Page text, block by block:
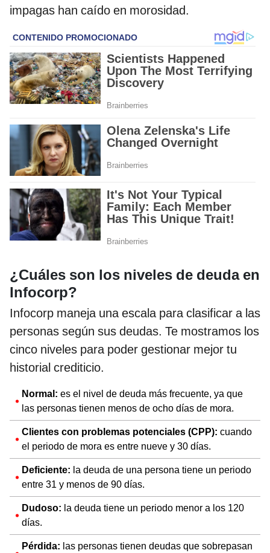
impagas han caído en morosidad.
¿Cuáles son los niveles de deuda en
Infocorp?
Infocorp maneja una escala para clasificar a las
personas según sus deudas. Te mostramos los
cinco niveles para poder gestionar mejor tu
historial crediticio.
Normal: es el nivel de deuda más frecuente, ya que
las personas tienen menos de ocho días de mora.
Clientes con problemas potenciales (CPP): cuando
el periodo de mora es entre nueve y 30 días.
Deficiente: la deuda de una persona tiene un periodo
entre 31 y menos de 90 días.
Dudoso: la deuda tiene un periodo menor a los 120
días.
Pérdida: las personas tienen deudas que sobrepasan